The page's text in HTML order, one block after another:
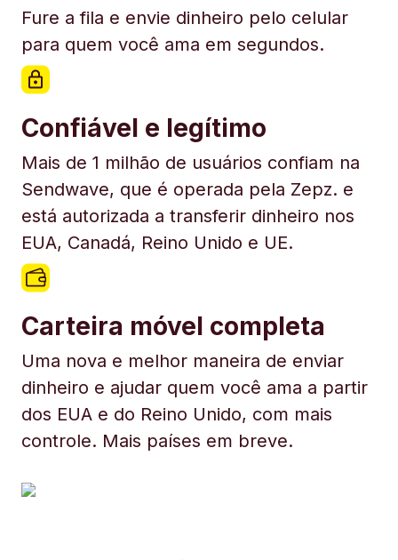
Fure a fila e envie dinheiro pelo celular
para quem você ama em segundos.
Confiável e legítimo
Mais de 1 milhão de usuários confiam na
Sendwave, que é operada pela Zepz. e
está autorizada a transferir dinheiro nos
EUA, Canadá, Reino Unido e UE.
Carteira móvel completa
Uma nova e melhor maneira de enviar
dinheiro e ajudar quem você ama a partir
dos EUA e do Reino Unido, com mais
controle. Mais países em breve.